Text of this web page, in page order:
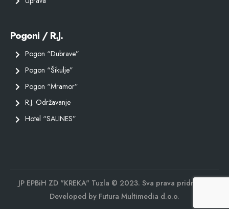
Pogoni / R.J.
Pogon “Dubrave”
Pogon “Šikulje”
Pogon “Mramor”
R.J. Održavanje
Hotel “SALINES”
JP EPBiH ZD "KREKA" Tuzla © 2023. Sva prava pridržana.
Developed by Futura Multimedia d.o.o.